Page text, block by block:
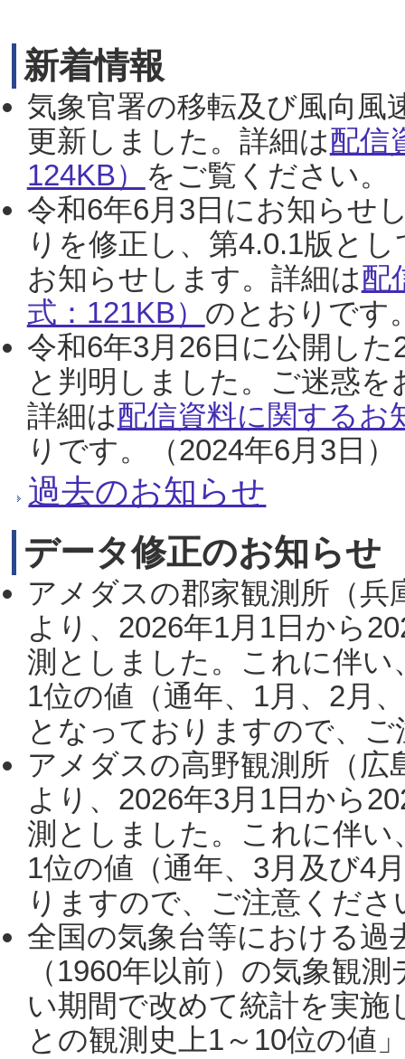
新着情報
気象官署の移転及び風向風
更新しました。詳細は配信
124KB） をご覧ください。
令和6年6月3日にお知らせ
りを修正し、第4.0.1版と
お知らせします。詳細は配
式：121KB） のとおりです
令和6年3月26日に公開し
と判明しました。ご迷惑
詳細は配信資料に関するお
りです。（2024年6月3日）
過去のお知らせ
データ修正のお知らせ
アメダスの郡家観測所（
より、2026年1月1日から
測としました。これに伴い
1位の値（通年、1月、2月
となっておりますので、
アメダスの高野観測所（
より、2026年3月1日から
測としました。これに伴い
1位の値（通年、3月及び4
りますので、ご注意くだ
全国の気象台等における過
（1960年以前）の気象観
い期間で改めて統計を実
との観測史上1～10位の値